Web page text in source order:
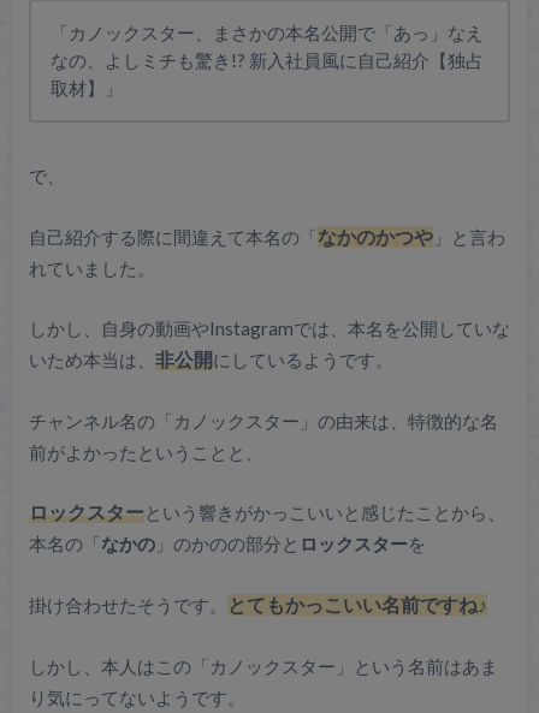
「カノックスター、まさかの本名公開で「あっ」なえ
なの、よしミチも驚き!? 新入社員風に自己紹介【独占
取材】」
で、
自己紹介する際に間違えて本名の「なかのかつや」と言わ
れていました。
しかし、自身の動画やInstagramでは、本名を公開していな
いため本当は、 非公開にしているようです。
チャンネル名の「カノックスター」の由来は、特徴的な名
前がよかったということと、
ロックスターという響きがかっこいいと感じたことから、
本名の「なかの」のかのの部分と ロックスターを
掛け合わせたそうです。 とてもかっこいい名前ですね♪
しかし、本人はこの「カノックスター」という名前はあま
り気にってないようです。